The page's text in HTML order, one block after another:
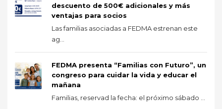
descuento de 500€ adicionales y más
ventajas para socios
Las familias asociadas a FEDMA estrenan este
ag...
FEDMA presenta “Familias con Futuro”, un
congreso para cuidar la vida y educar el
mañana
Familias, reservad la fecha: el próximo sábado ...